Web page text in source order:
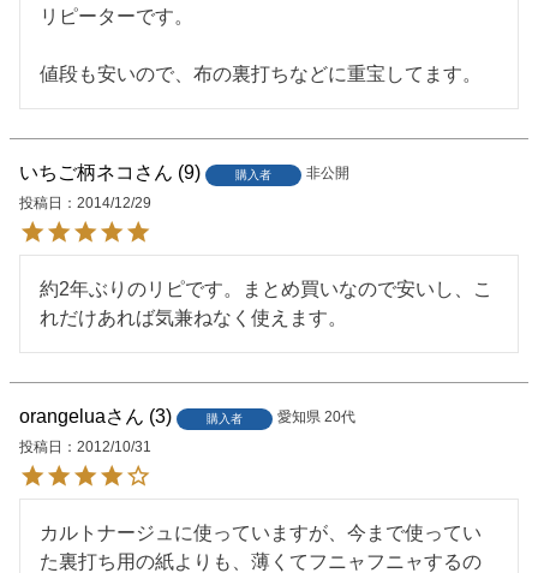
リピーターです。
値段も安いので、布の裏打ちなどに重宝してます。
いちご柄ネコ 9 購入者
非公開
投稿日
2014/12/29
約2年ぶりのリピです。まとめ買いなので安いし、こ
れだけあれば気兼ねなく使えます。
orangelua 3 購入者 愛知県 20代
投稿日
2012/10/31
カルトナージュに使っていますが、今まで使ってい
た裏打ち用の紙よりも、薄くてフニャフニャするの